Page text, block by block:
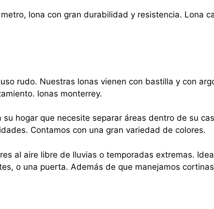
lona con gran durabilidad y resistencia. Lona
rudo. Nuestras lonas vienen con bastilla y con
lonas monterrey.
hogar que necesite separar áreas dentro de su
Contamos con una gran variedad de colores.
al aire libre de lluvias o temporadas extremas.
o una puerta. Además de que manejamos